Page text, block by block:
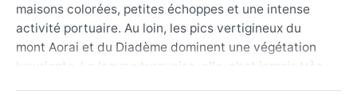
maisons colorées, petites échoppes et une intense
activité portuaire. Au loin, les pics vertigineux du
mont Aorai et du Diadème dominent une végétation
luxuriante. La lagune turquoise, elle, n’est jamais très